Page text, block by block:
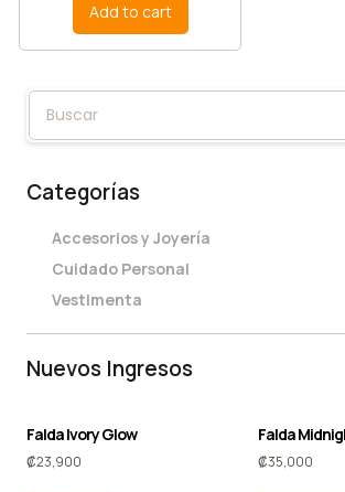
Categorías
Accesorios y Joyería
Cuidado Personal
Vestimenta
Nuevos Ingresos
Falda Ivory Glow
₡23,900
Falda
₡35,000
Add to cart